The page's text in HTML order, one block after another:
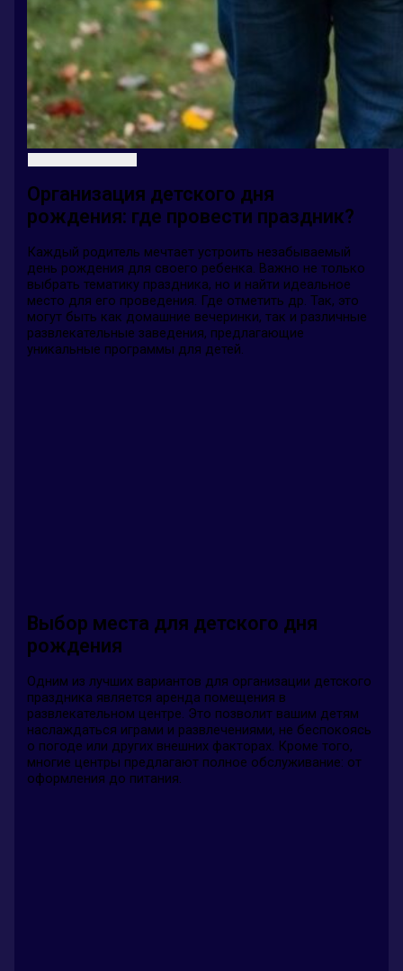
Организация детского дня
рождения: где провести праздник?
Каждый родитель мечтает устроить незабываемый
день рождения для своего ребенка. Важно не только
выбрать тематику праздника, но и найти идеальное
место для его проведения. Где отметить др. Так, это
могут быть как домашние вечеринки, так и различные
развлекательные заведения, предлагающие
уникальные программы для детей.
Выбор места для детского дня
рождения
Одним из лучших вариантов для организации детского
праздника является аренда помещения в
развлекательном центре. Это позволит вашим детям
наслаждаться играми и развлечениями, не беспокоясь
о погоде или других внешних факторах. Кроме того,
многие центры предлагают полное обслуживание: от
оформления до питания.